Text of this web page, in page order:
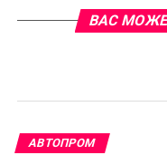
ВАС
АВТОПРОМ